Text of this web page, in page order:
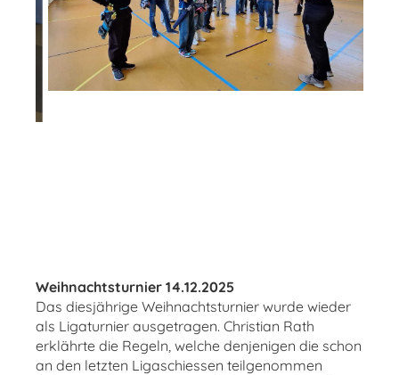
Weihnachtsturnier 14.12.2025
Das diesjährige Weihnachtsturnier wurde wieder
als Ligaturnier ausgetragen. Christian Rath
erklährte die Regeln, welche denjenigen die schon
an den letzten Ligaschiessen teilgenommen